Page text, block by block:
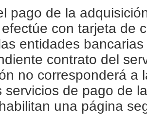
pago de la
con tarjeta de
entidades
contrato del
no corresponderá a
servicios de pago de
una página